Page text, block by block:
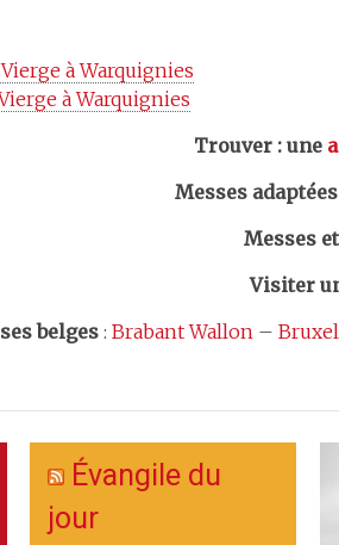
à Warquignies
à Warquignies
Trouver : une
Messes
Messes
Visiter
belges: Brabant Wallon –
Évangile du
jour